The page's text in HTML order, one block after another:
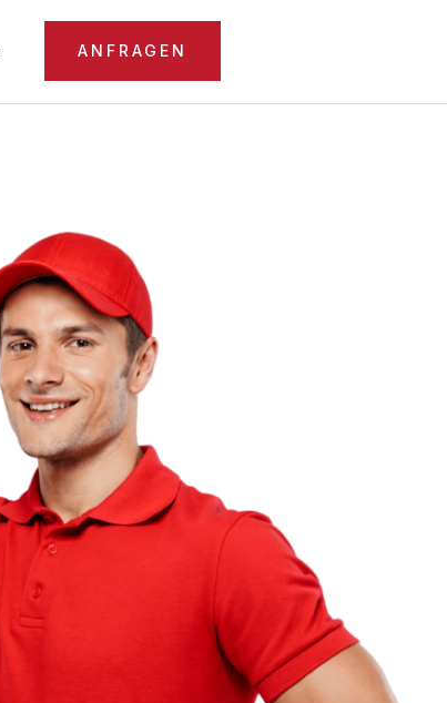
ANFRAGEN